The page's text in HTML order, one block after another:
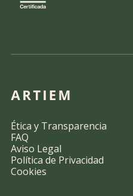
Ética y Transparencia
FAQ
Aviso Legal
Política de Privacidad
Cookies